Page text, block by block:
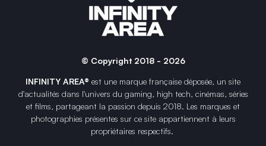
© Copyright 2018 - 2026
INFINITY AREA® est une marque française déposée, un site
d'actualités dans l'univers du gaming, high tech, cinémas, séries
et films, partageant la passion depuis 2018. Les marques et
photographies présentes sur ce site appartiennent à leurs
propriétaires respectifs.